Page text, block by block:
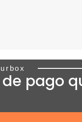
pago